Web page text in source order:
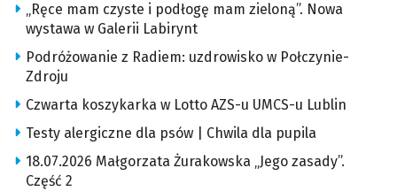
„Ręce mam czyste i podłogę mam zieloną”. Nowa
wystawa w Galerii Labirynt
Podróżowanie z Radiem: uzdrowisko w Połczynie-
Zdroju
Czwarta koszykarka w Lotto AZS-u UMCS-u Lublin
Testy alergiczne dla psów | Chwila dla pupila
18.07.2026 Małgorzata Żurakowska „Jego zasady”.
Część 2